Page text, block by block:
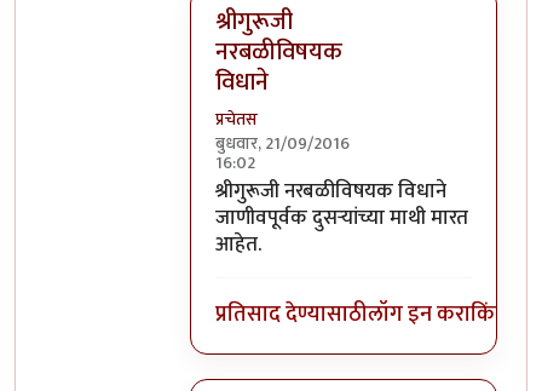
श्रीगुरूजी
नरबळीविषयक
विधाने
प्रचेतस
बुधवार, 21/09/2016
16:02
In reply toघाटपांड्यांनी नारळ फोडणे
श्रीगुरूजी नरबळीविषयक विधाने
जाणीवपूर्वक दुसऱ्यांच्या माथी मारत
आहेत.
प्रतिसाद देण्यासाठीलॉग इन कराकिंवा